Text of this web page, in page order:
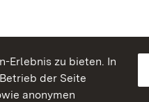
Erlebnis zu bieten. In
der Seite
anonymen